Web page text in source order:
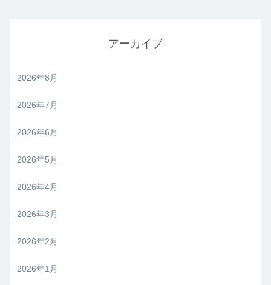
アーカイブ
2026年8月
2026年7月
2026年6月
2026年5月
2026年4月
2026年3月
2026年2月
2026年1月